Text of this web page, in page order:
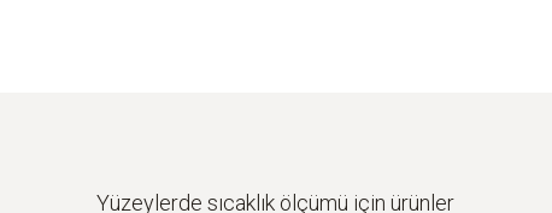
Yüzeylerde sıcaklık ölçümü için ürünler